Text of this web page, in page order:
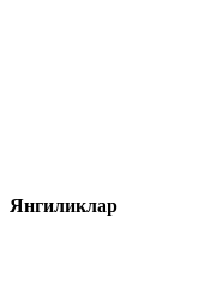
Янгиликлар